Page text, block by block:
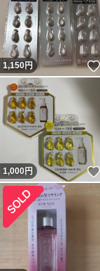
1,150円
1,000円